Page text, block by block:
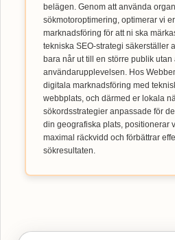
belägen. Genom att använda
sökmotoroptimering, optimerar vi
marknadsföring för att ni ska
tekniska SEO-strategi säkerställer
bara når ut till en större publik utan
användarupplevelsen. Hos
digitala marknadsföring med
webbplats, och därmed er lokala
sökordsstrategier anpassade för
din geografiska plats, positionerar
maximal räckvidd och förbättrar
sökresultaten.